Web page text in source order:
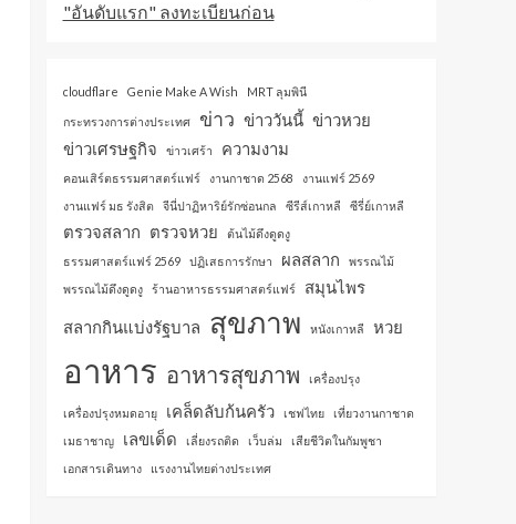
"อันดับแรก" ลงทะเบียนก่อน
cloudflare Genie Make A Wish MRT ลุมพินี
กระทรวงการต่างประเทศ ข่าว ข่าววันนี้ ข่าวหวย
ข่าวเศรษฐกิจ
ข่าวเศร้า ความงาม
คอนเสิร์ตธรรมศาสตร์แฟร์ งานกาชาด 2568
งานแฟร์ 2569
งานแฟร์ มธ รังสิต
จีนี่ปาฏิหาริย์รักซ่อนกล ซีรีส์เกาหลี ซีรี่ย์เกาหลี
ตรวจสลาก ตรวจหวย
ต้นไม้ดึงดูดงู
ธรรมศาสตร์แฟร์ 2569
ปฏิเสธการรักษา ผลสลาก
พรรณไม้
พรรณไม้ดึงดูดงู
ร้านอาหารธรรมศาสตร์แฟร์
สมุนไพร
สลากกินแบ่งรัฐบาล สุขภาพ หนังเกาหลี หวย
อาหาร อาหารสุขภาพ เครื่องปรุง
เครื่องปรุงหมดอายุ เคล็ดลับก้นครัว เชฟไทย
เที่ยวงานกาชาด
เมธาชาญ
เลขเด็ด เลี่ยงรถติด เว็บล่ม
เสียชีวิตในกัมพูชา
เอกสารเดินทาง
แรงงานไทยต่างประเทศ